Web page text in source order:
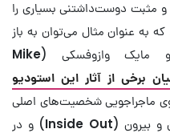
مثبت دوست‌داشتنی بسیاری را
به عنوان مثال می‌توان به باز
مایک وازوفسکی (Mike
برخی از آثار این استودیو
ماجراجویی شخصیت‌های اصلی
و بیرون (Inside Out) و در